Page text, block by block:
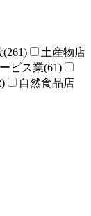
土産物店
ビス業(61)
自然食品店